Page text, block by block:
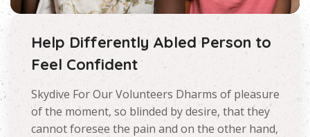
Help Differently Abled Person to
Feel Confident
Skydive For Our Volunteers Dharms of pleasure
of the moment, so blinded by desire, that they
cannot foresee the pain and on the other hand,